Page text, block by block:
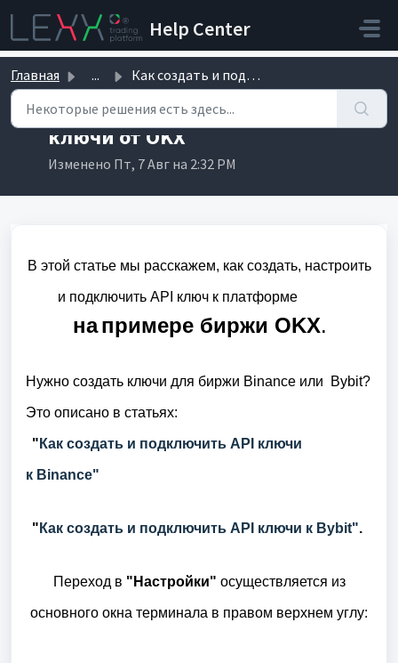
Help Center
Главная ... Как создать и подключить API ключи от OKX
Как создать и подключить API
ключи от OKX
Изменено Пт, 7 Авг на 2:32 PM
В этой статье мы расскажем, как создать, настроить
и подключить API ключ к платформе
на примере биржи OKX.
Нужно создать ключи для биржи Binance или Bybit?
Это описано в статьях:
" Как создать и подключить API ключи
к Binance"
" Как создать и подключить API ключи к Bybit".
Переход в "Настройки" осуществляется из
основного окна терминала в правом верхнем углу: